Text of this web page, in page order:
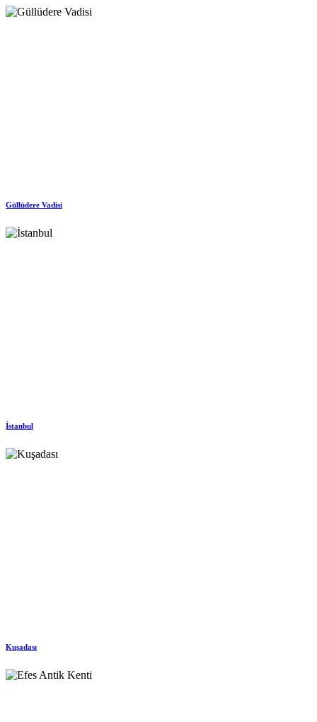
Güllüdere Vadisi
İstanbul
Kuşadası